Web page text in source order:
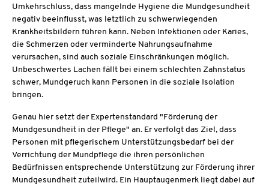
Umkehrschluss, dass mangelnde Hygiene die Mundgesundheit
negativ beeinflusst, was letztlich zu schwerwiegenden
Krankheitsbildern führen kann. Neben Infektionen oder Karies,
die Schmerzen oder verminderte Nahrungsaufnahme
verursachen, sind auch soziale Einschränkungen möglich.
Unbeschwertes Lachen fällt bei einem schlechten Zahnstatus
schwer, Mundgeruch kann Personen in die soziale Isolation
bringen.
Genau hier setzt der Expertenstandard "Förderung der
Mundgesundheit in der Pflege" an. Er verfolgt das Ziel, dass
Personen mit pflegerischem Unterstützungsbedarf bei der
Verrichtung der Mundpflege die ihren persönlichen
Bedürfnissen entsprechende Unterstützung zur Förderung ihrer
Mundgesundheit zuteilwird. Ein Hauptaugenmerk liegt dabei auf